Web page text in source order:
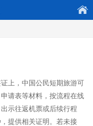
上，中国公民短期旅游可
请表等材料，按流程在线
示往返机票或后续行程
提供相关证明。若未接